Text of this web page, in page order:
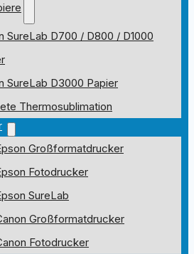
SureLab D700 / D800 / D1000
SureLab D3000 Papier
Thermosublimation
Großformatdrucker
Fotodrucker
SureLab
Großformatdrucker
Fotodrucker